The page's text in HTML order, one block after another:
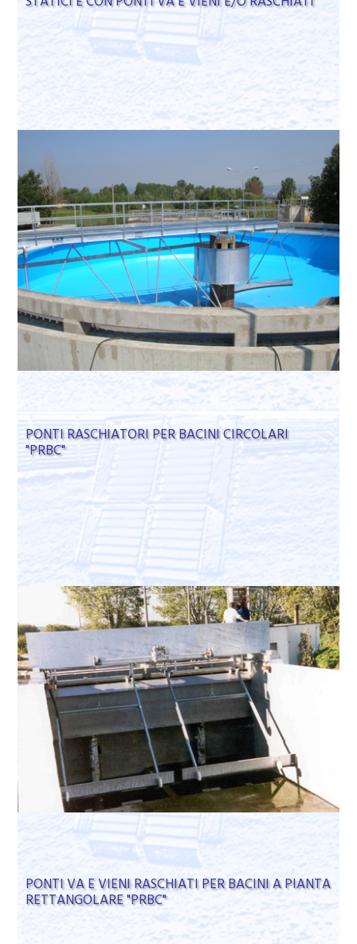
PONTI RASCHIATORI PER BACINI CIRCOLARI
"PRBC"
PONTI VA E VIENI RASCHIATI PER BACINI A PIANTA
RETTANGOLARE "PRBC"